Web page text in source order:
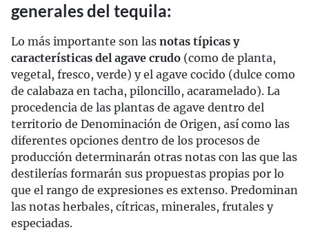
generales del tequila:
Lo más importante son las notas típicas y
características del agave crudo (como de planta,
vegetal, fresco, verde) y el agave cocido (dulce como
de calabaza en tacha, piloncillo, acaramelado). La
procedencia de las plantas de agave dentro del
territorio de Denominación de Origen, así como las
diferentes opciones dentro de los procesos de
producción determinarán otras notas con las que las
destilerías formarán sus propuestas propias por lo
que el rango de expresiones es extenso. Predominan
las notas herbales, cítricas, minerales, frutales y
especiadas.